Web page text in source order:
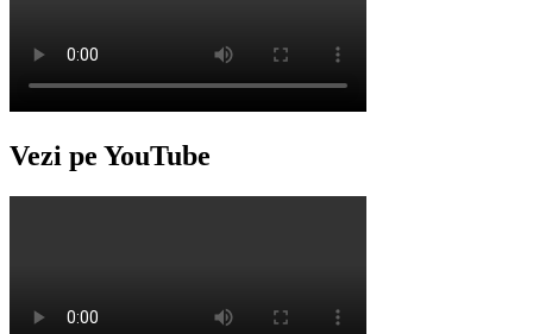
Vezi pe YouTube